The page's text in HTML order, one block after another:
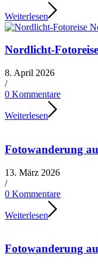
Weiterlesen
Nordlicht-
8. April 2026
/
0 Kommentare
Weiterlesen
Fotowanderung
13. März 2026
/
0 Kommentare
Weiterlesen
Fotowanderung